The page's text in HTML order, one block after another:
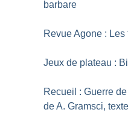
barbare
Revue Agone :
Jeux de plateau :
Recueil : Guerre
de A. Gramsci,